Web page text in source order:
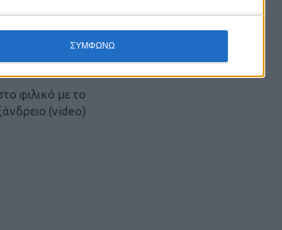
ΣΥΜΦΩΝΩ
φιλικό με το
(video)